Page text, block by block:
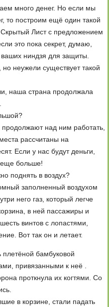
много денег. Но если мы
то построим ещё один такой
Лист с предложением
это пока секрет, думаю,
ниндзя для защиты.
неужели существует такой
наша страна продолжала
над ним работать,
рассчитаны на
Если у нас будут деньги,
еще больше!
поднять в воздух?
заполненный воздухом
него газ, который легче
в ней пассажиры и
винтов с лопастями,
Вот так он и летает.
плетёной бамбуковой
привязанными к неё .
проткнула их когтями. Со
в корзине, стали падать